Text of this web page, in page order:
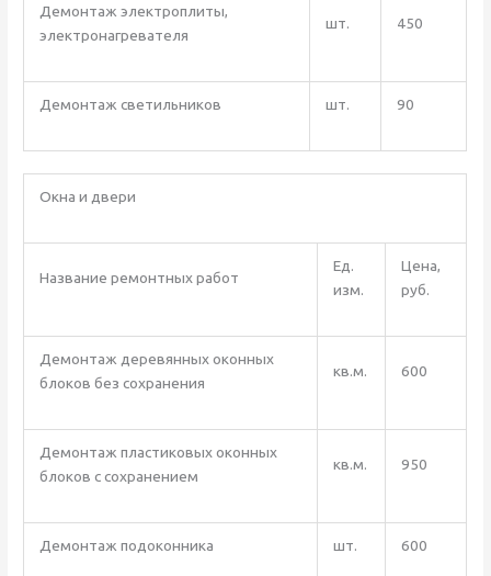
Демонтаж электроплиты,
электронагревателя
шт. 450
Демонтаж светильников шт. 90
Окна и двери
Название ремонтных работ
Ед.
изм.
Цена,
руб.
Демонтаж деревянных оконных
блоков без сохранения
кв.м. 600
Демонтаж пластиковых оконных
блоков с сохранением
кв.м. 950
Демонтаж подоконника шт. 600